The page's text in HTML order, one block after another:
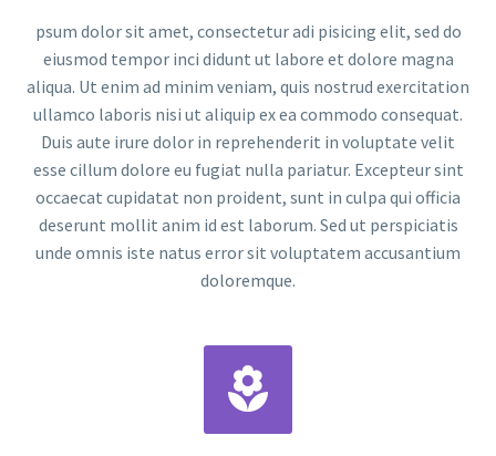
psum dolor sit amet, consectetur adi pisicing elit, sed do
eiusmod tempor inci didunt ut labore et dolore magna
aliqua. Ut enim ad minim veniam, quis nostrud exercitation
ullamco laboris nisi ut aliquip ex ea commodo consequat.
Duis aute irure dolor in reprehenderit in voluptate velit
esse cillum dolore eu fugiat nulla pariatur. Excepteur sint
occaecat cupidatat non proident, sunt in culpa qui officia
deserunt mollit anim id est laborum. Sed ut perspiciatis
unde omnis iste natus error sit voluptatem accusantium
doloremque.

